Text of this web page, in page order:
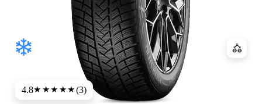
4.8★★★★★(3)